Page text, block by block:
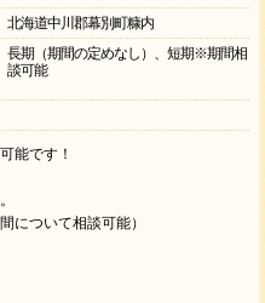
北海道中川郡幕別町糠内
長期（期間の定めなし）、短期※期間相
談可能
能です！
について相談可能）